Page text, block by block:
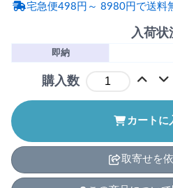
宅急便498円～ 8980円で送料
入荷状
即納
購入数
カートに
取寄せを